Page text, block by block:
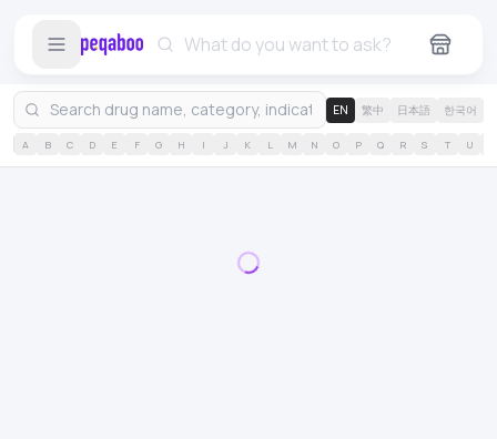
EN 繁中 日本語 한국어
A B C D E F G H I J K L M N O P Q R S T U